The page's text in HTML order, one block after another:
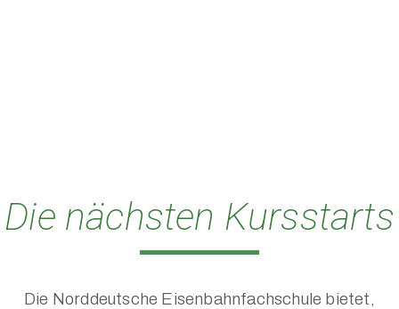
Die nächsten Kursstarts
Die Norddeutsche Eisenbahnfachschule bietet,